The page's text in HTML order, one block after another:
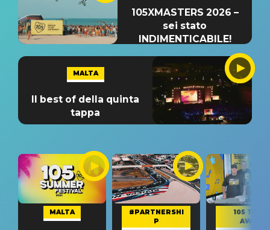
105XMASTERS 2026 –
sei stato
INDIMENTICABILE!
MALTA
Il best of della quinta
tappa
MALTA
#PARTNERSHI
P
105 TAKE
AWAY